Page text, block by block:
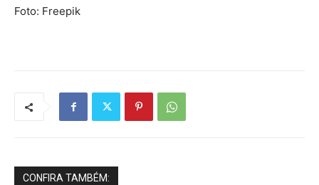
Foto: Freepik
CONFIRA TAMBÉM: